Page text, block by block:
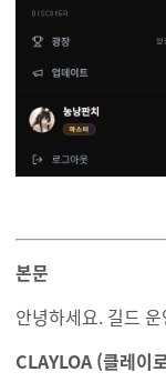
본문
안녕하세요. 길드
CLAYLOA (클레이